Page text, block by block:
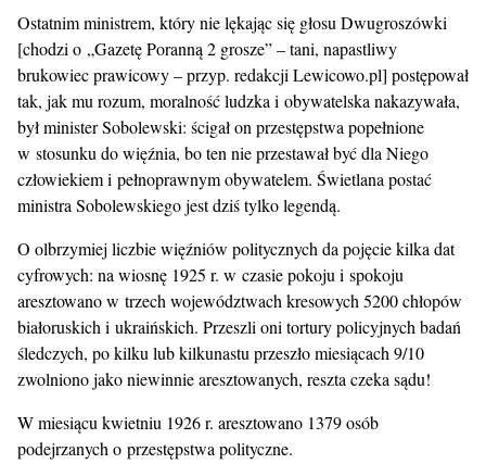
Ostatnim ministrem, który nie lękając się głosu Dwugroszówki
[chodzi o „Gazetę Poranną 2 grosze” – tani, napastliwy
brukowiec prawicowy – przyp. redakcji Lewicowo.pl] postępował
tak, jak mu rozum, moralność ludzka i obywatelska nakazywała,
był minister Sobolewski: ścigał on przestępstwa popełnione
w stosunku do więźnia, bo ten nie przestawał być dla Niego
człowiekiem i pełnoprawnym obywatelem. Świetlana postać
ministra Sobolewskiego jest dziś tylko legendą.
O olbrzymiej liczbie więźniów politycznych da pojęcie kilka dat
cyfrowych: na wiosnę 1925 r. w czasie pokoju i spokoju
aresztowano w trzech województwach kresowych 5200 chłopów
białoruskich i ukraińskich. Przeszli oni tortury policyjnych badań
śledczych, po kilku lub kilkunastu przeszło miesiącach 9/10
zwolniono jako niewinnie aresztowanych, reszta czeka sądu!
W miesiącu kwietniu 1926 r. aresztowano 1379 osób
podejrzanych o przestępstwa polityczne.